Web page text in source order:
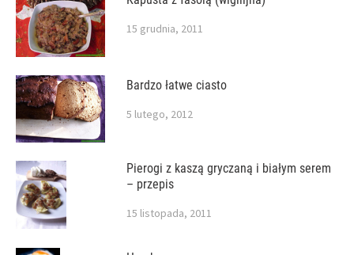
15 grudnia, 2011
Bardzo łatwe ciasto
5 lutego, 2012
Pierogi z kaszą gryczaną i białym serem
– przepis
15 listopada, 2011